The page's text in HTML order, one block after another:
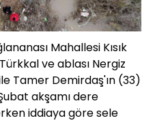
Mahallesi Kısık
ve ablası Nergiz
Tamer Demirdaş'ın (33)
akşamı dere
iddiaya göre sele